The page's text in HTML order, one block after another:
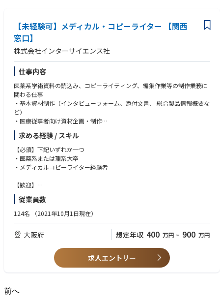
【未経験可】メディカル・コピーライター 【関西
窓口】
株式会社インターサイエンス社
仕事内容
医薬系学術資料の読込み、コピーライティング、編集作業等の制作業務に
関わる仕事
・基本資材制作（インタビューフォーム、添付文書、 総合製品情報概要な
ど）
・医療従事者向け資材企画・制作
・患者向け疾患啓発資材企画・制作
・MR向け研修資材制作
・記事体広告企画・制作
・学会取材および記録集制作
求める経験 / スキル
【必須】下記いずれか一つ
・医薬系または理系大卒
・メディカルコピーライター経験者
【歓迎】
・医薬品情報誌のコピーライターのご経験がある方
・学術/マーケティング/MR経験のある方
・薬剤師資格をお持ちの方
※ご応募時、写真付き履歴書、職務経歴書、志望動機の三点をご提出くだ
従業員数
124名 （2021年10月1日現在）
大阪府 想定年収 400 万円 ~ 900 万円
求人エントリー
前へ